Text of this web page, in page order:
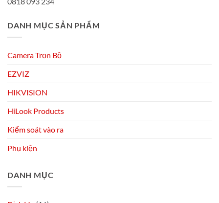
DANH MỤC SẢN PHẨM
Camera Trọn Bộ
EZVIZ
HIKVISION
HiLook Products
Kiểm soát vào ra
Phụ kiện
DANH MỤC